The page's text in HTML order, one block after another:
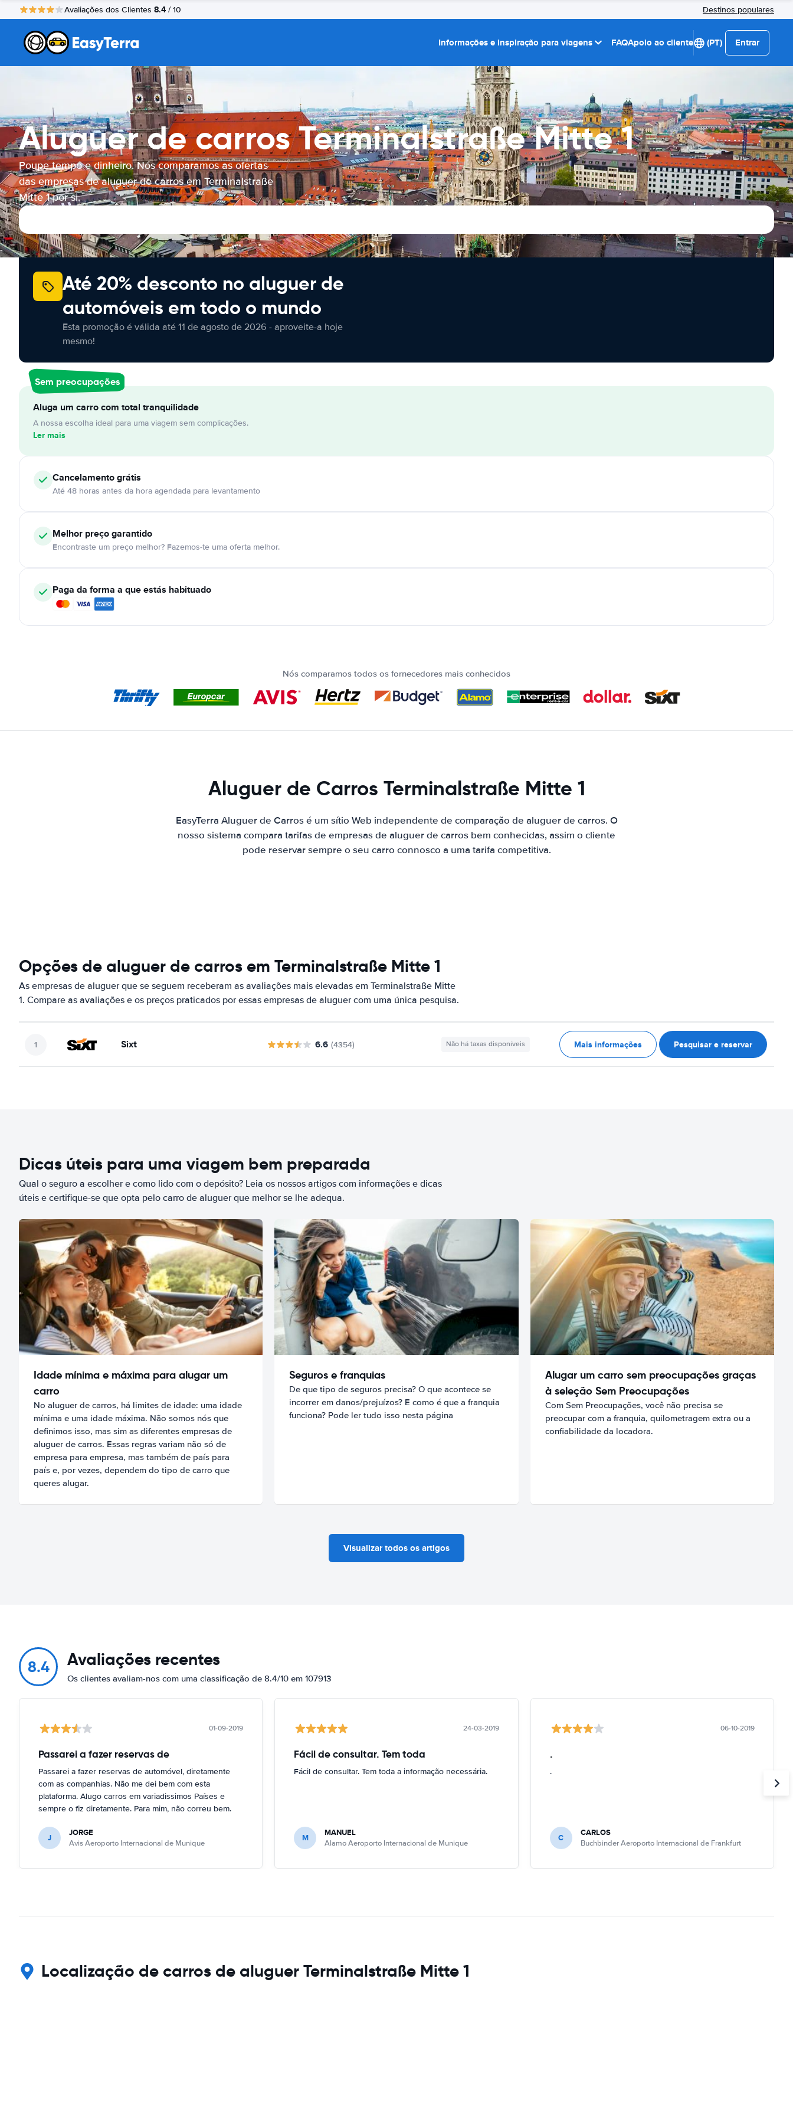
Avaliações dos Clientes 8.4 / 10 Destinos populares
Informações e inspiração para viagens FAQApoio ao cliente (PT) Entrar
Aluguer de carros Terminalstraße Mitte 1
Poupe tempo e dinheiro. Nós comparamos as ofertas
das empresas de aluguer de carros em Terminalstraße
Mitte 1 por si.
Até 20% desconto no aluguer de
automóveis em todo o mundo
Esta promoção é válida até 11 de agosto de 2026 - aproveite-a hoje
mesmo!
Sem preocupações
Aluga um carro com total tranquilidade
A nossa escolha ideal para uma viagem sem complicações.
Ler mais
Cancelamentográtis
Até 48 horas antes da hora agendada para levantamento
Melhor preço garantido
Encontraste um preço melhor? Fazemos-te uma oferta melhor.
Paga da forma a que estás habituado
Nós comparamos todos os fornecedores mais conhecidos
Aluguer de Carros Terminalstraße Mitte 1
EasyTerra Aluguer de Carros é um sítio Web independente de comparação de aluguer de carros. O
nosso sistema compara tarifas de empresas de aluguer de carros bem conhecidas, assim o cliente
pode reservar sempre o seu carro connosco a uma tarifa competitiva.
Opções de aluguer de carros em Terminalstraße Mitte 1
As empresas de aluguer que se seguem receberam as avaliações mais elevadas em Terminalstraße Mitte
1. Compare as avaliações e os preços praticados por essas empresas de aluguer com uma única pesquisa.
Sixt 6.6 (4354) Não há taxas disponíveis Mais informações Pesquisar e reservar
Dicas úteis para uma viagem bem preparada
Qual o seguro a escolher e como lido com o depósito? Leia os nossos artigos com informações e dicas
úteis e certifique-se que opta pelo carro de aluguer que melhor se lhe adequa.
Idade mínima e máxima para alugar um
carro
No aluguer de carros, há limites de idade: uma idade
mínima e uma idade máxima. Não somos nós que
definimos isso, mas sim as diferentes empresas de
aluguer de carros. Essas regras variam não só de
empresa para empresa, mas também de país para
país e, por vezes, dependem do tipo de carro que
queres alugar.
Seguros e franquias
De que tipo de seguros precisa? O que acontece se
incorrer em danos/prejuízos? E como é que a franquia
funciona? Pode ler tudo isso nesta página
Alugar um carro sem preocupações graças
à seleção Sem Preocupações
Com Sem Preocupações, você não precisa se
preocupar com a franquia, quilometragem extra ou a
confiabilidade da locadora.
Visualizar todos os artigos
8.4 Avaliações recentes
Os clientes avaliam-nos com uma classificação de 8.4/10 em 107913
01-09-2019
Passarei a fazer reservas de
Passarei a fazer reservas de automóvel, diretamente
com as companhias. Não me dei bem com esta
plataforma. Alugo carros em variadissimos Países e
sempre o fiz diretamente. Para mim, não correu bem.
J JORGE
Avis Aeroporto Internacional de Munique
24-03-2019
Fácil de consultar. Tem toda
Fácil de consultar. Tem toda a informação necessária.
M MANUEL
Alamo Aeroporto Internacional de Munique
06-10-2019
.
.
C CARLOS
Buchbinder Aeroporto Internacional de Frankfurt
Localização de carros de aluguer Terminalstraße Mitte 1